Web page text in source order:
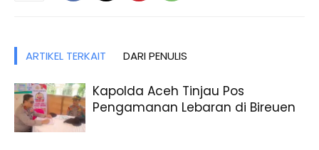
ARTIKEL TERKAIT DARI PENULIS
Kapolda Aceh Tinjau Pos
Pengamanan Lebaran di Bireuen